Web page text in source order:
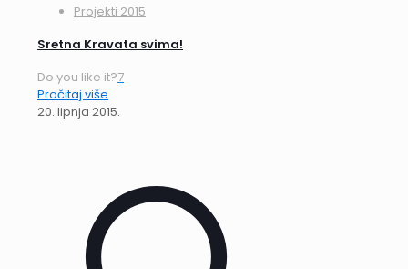
Projekti 2015
Sretna Kravata svima!
Do you like it?7
Pročitaj više
20. lipnja 2015.